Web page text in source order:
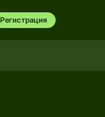
Регистрация